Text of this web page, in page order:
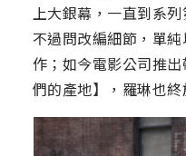
上大銀幕，一直到系
不過問改編細節，單
作；如今電影公司推
們的產地】，羅琳也